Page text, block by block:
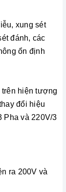
xung sét
đánh, các
ổn định
hiện tượng
đổi hiệu
Pha và 220V/3
ra 200V và